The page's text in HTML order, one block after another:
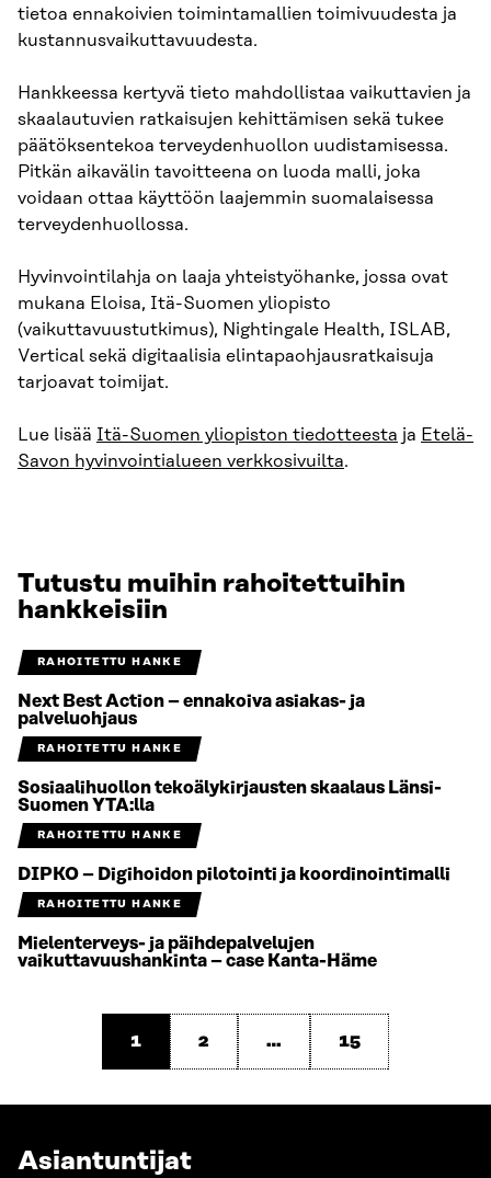
tietoa ennakoivien toimintamallien toimivuudesta ja
kustannusvaikuttavuudesta.
Hankkeessa kertyvä tieto mahdollistaa vaikuttavien ja
skaalautuvien ratkaisujen kehittämisen sekä tukee
päätöksentekoa terveydenhuollon uudistamisessa.
Pitkän aikavälin tavoitteena on luoda malli, joka
voidaan ottaa käyttöön laajemmin suomalaisessa
terveydenhuollossa.
Hyvinvointilahja on laaja yhteistyöhanke, jossa ovat
mukana Eloisa, Itä-Suomen yliopisto
(vaikuttavuustutkimus), Nightingale Health, ISLAB,
Vertical sekä digitaalisia elintapaohjausratkaisuja
tarjoavat toimijat.
Lue lisää Itä-Suomen yliopiston tiedotteesta ja Etelä-
Savon hyvinvointialueen verkkosivuilta.
Tutustu muihin rahoitettuihin
hankkeisiin
RAHOITETTU HANKE
Next Best Action – ennakoiva asiakas- ja
palveluohjaus
RAHOITETTU HANKE
Sosiaalihuollon tekoälykirjausten skaalaus Länsi-
Suomen YTA:lla
RAHOITETTU HANKE
DIPKO – Digihoidon pilotointi ja koordinointimalli
RAHOITETTU HANKE
Mielenterveys- ja päihdepalvelujen
vaikuttavuushankinta – case Kanta-Häme
1 2 … 15
Asiantuntijat